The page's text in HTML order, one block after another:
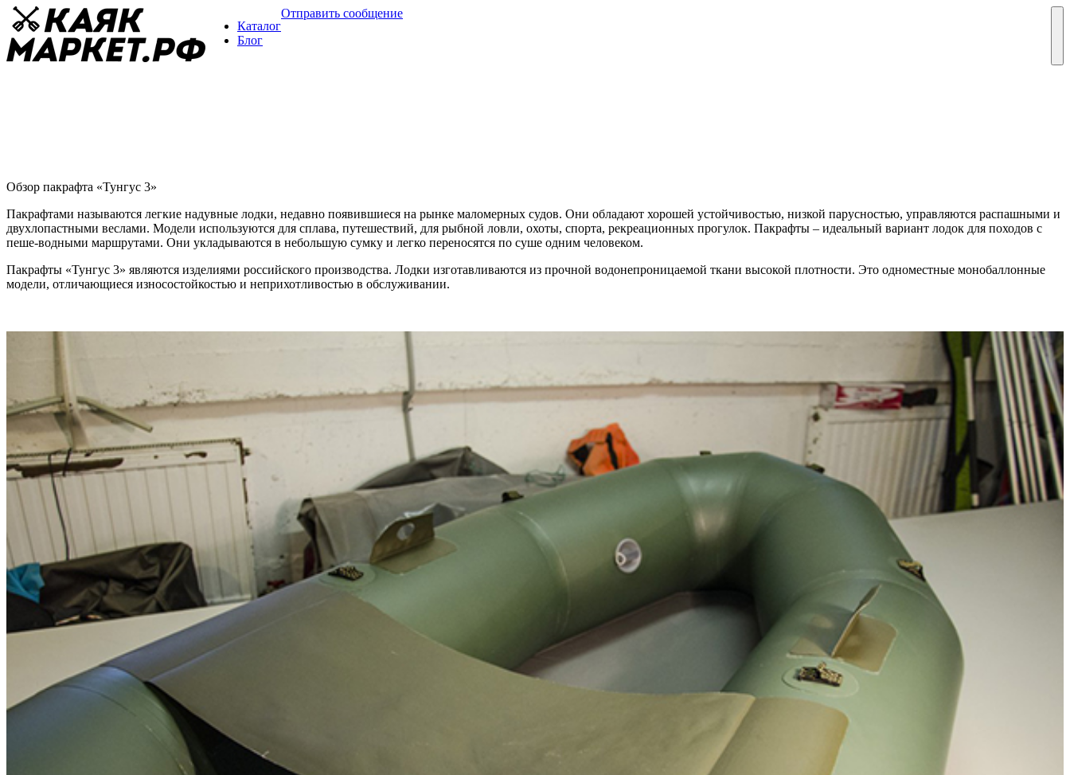
Каталог
Блог
Отправить сообщение
Обзор пакрафта «Тунгус 3»
Пакрафтами называются легкие надувные лодки, недавно появившиеся на рынке маломерных судов. Они обладают хорошей устойчивостью, низкой парусностью, управляются распашными и
двухлопастными веслами. Модели используются для сплава, путешествий, для рыбной ловли, охоты, спорта, рекреационных прогулок. Пакрафты – идеальный вариант лодок для походов с
пеше-водными маршрутами. Они укладываются в небольшую сумку и легко переносятся по суше одним человеком.
Пакрафты «Тунгус 3» являются изделиями российского производства. Лодки изготавливаются из прочной водонепроницаемой ткани высокой плотности. Это одноместные монобаллонные
модели, отличающиеся износостойкостью и неприхотливостью в обслуживании.